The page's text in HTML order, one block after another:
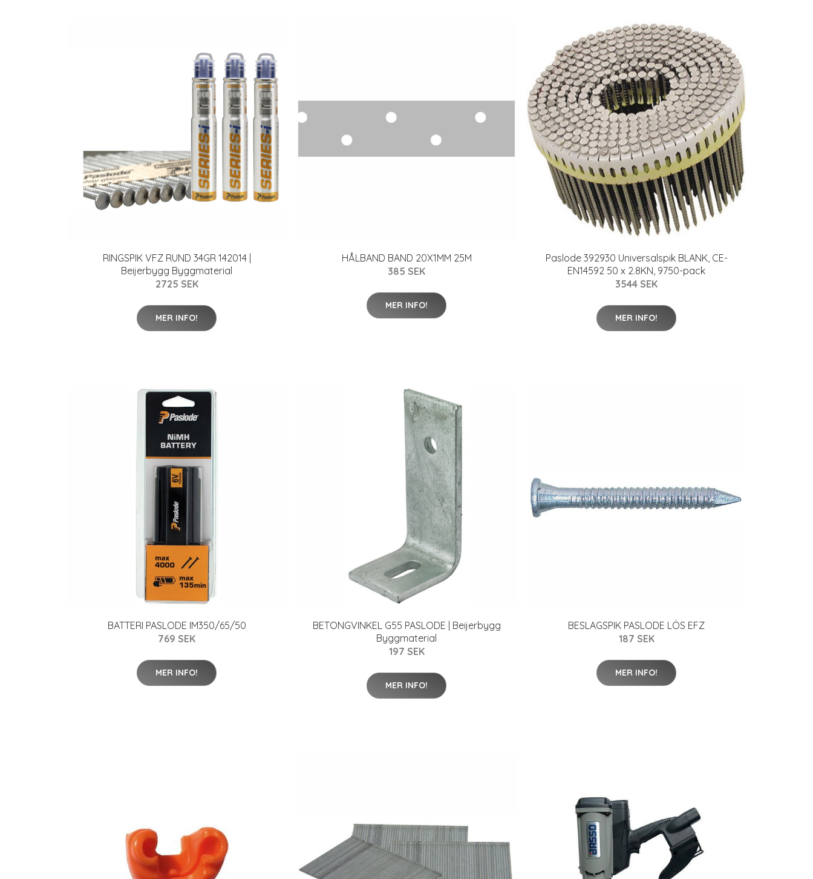
RINGSPIK VFZ RUND 34GR 142014 |
Beijerbygg Byggmaterial
2725 SEK
MER INFO!
HÅLBAND BAND 20X1MM 25M
385 SEK
MER INFO!
Paslode 392930 Universalspik BLANK, CE-
EN14592 50 x 2.8KN, 9750-pack
3544 SEK
MER INFO!
BATTERI PASLODE IM350/65/50
769 SEK
MER INFO!
BETONGVINKEL G55 PASLODE | Beijerbygg
Byggmaterial
197 SEK
MER INFO!
BESLAGSPIK PASLODE LÖS EFZ
187 SEK
MER INFO!